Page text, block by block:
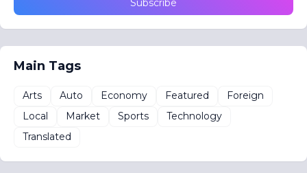
Main Tags
Arts Auto Economy Featured
Foreign
Local
Market Sports
Technology
Translated